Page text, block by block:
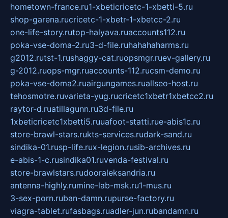
hometown-france.ru1-xbeticricetc-1-xbetti-5.ru
shop-garena.rucricetc-1-xbetr-1-xbetcc-2.ru
one-life-story.rutop-halyava.ruaccounts112.ru
poka-vse-doma-2.ru3-d-file.ruhahahaharms.ru
g2012.rutst-1.rushaggy-cat.ruopsmgr.ruev-gallery.ru
g-2012.ruops-mgr.ruaccounts-112.rucsm-demo.ru
poka-vse-doma2.ruairgungames.ruallseo-host.ru
tehosmotre.ruvarieta-yug.rucricetc1xbetr1xbetcc2.ru
raytor-d.ruatillagunn.ru3d-file.ru
1xbeticricetc1xbetti5.ruuafoot-statti.rue-abis1c.ru
store-brawl-stars.rukts-services.rudark-sand.ru
sindika-01.rusp-life.rux-legion.rusib-archives.ru
e-abis-1-c.rusindika01.ruvenda-festival.ru
store-brawlstars.rudooraleksandria.ru
antenna-highly.rumine-lab-msk.ru1-mus.ru
3-sex-porn.ruban-damn.rupurse-factory.ru
viagra-tablet.rufasbags.ruadler-jun.rubandamn.ru